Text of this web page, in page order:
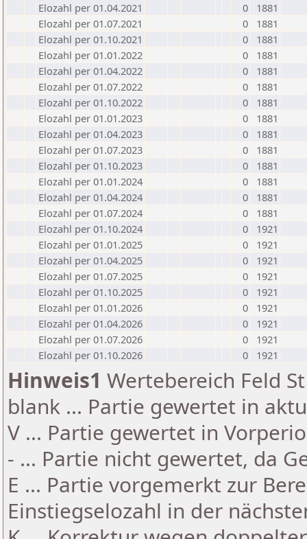
Elozahl per 01.04.2021
0
1881
Elozahl per 01.07.2021
0
1881
Elozahl per 01.10.2021
0
1881
Elozahl per 01.01.2022
0
1881
Elozahl per 01.04.2022
0
1881
Elozahl per 01.07.2022
0
1881
Elozahl per 01.10.2022
0
1881
Elozahl per 01.01.2023
0
1881
Elozahl per 01.04.2023
0
1881
Elozahl per 01.07.2023
0
1881
Elozahl per 01.10.2023
0
1881
Elozahl per 01.01.2024
0
1881
Elozahl per 01.04.2024
0
1881
Elozahl per 01.07.2024
0
1881
Elozahl per 01.10.2024
0
1921
Elozahl per 01.01.2025
0
1921
Elozahl per 01.04.2025
0
1921
Elozahl per 01.07.2025
0
1921
Elozahl per 01.10.2025
0
1921
Elozahl per 01.01.2026
0
1921
Elozahl per 01.04.2026
0
1921
Elozahl per 01.07.2026
0
1921
Elozahl per 01.10.2026
0 1921
Hinweis1 Wertebereich Feld
blank ... Partie gewertet in
V ... Partie gewertet in
- ... Partie nicht gewertet, da
E ... Partie vorgemerkt zur
Einstiegselozahl in der